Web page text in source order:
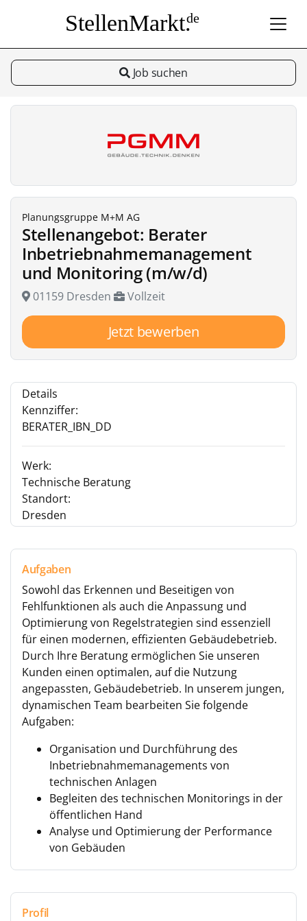
StellenMarkt.de
Job suchen
Planungsgruppe M+M AG
Stellenangebot: Berater
Inbetriebnahmemanagement
und Monitoring (m/w/d)
01159 Dresden Vollzeit
Jetzt bewerben
Details
Kennziffer:
BERATER_IBN_DD
Werk:
Technische Beratung
Standort:
Dresden
Aufgaben
Sowohl das Erkennen und Beseitigen von
Fehlfunktionen als auch die Anpassung und
Optimierung von Regelstrategien sind essenziell
für einen modernen, effizienten Gebäudebetrieb.
Durch Ihre Beratung ermöglichen Sie unseren
Kunden einen optimalen, auf die Nutzung
angepassten, Gebäudebetrieb. In unserem jungen,
dynamischen Team bearbeiten Sie folgende
Aufgaben:
Organisation und Durchführung des
Inbetriebnahmemanagements von
technischen Anlagen
Begleiten des technischen Monitorings in der
öffentlichen Hand
Analyse und Optimierung der Performance
von Gebäuden
Profil